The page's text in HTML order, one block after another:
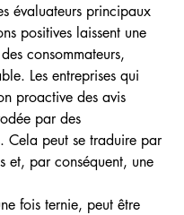
évaluateurs principaux
positives laissent une
consommateurs,
Les entreprises qui
proactive des avis
par des
Cela peut se traduire par
et, par conséquent, une
fois ternie, peut être